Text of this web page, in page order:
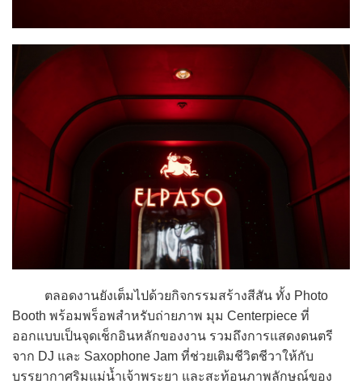
ตลอดงานยังเต็มไปด้วยกิจกรรมสร้างสีสัน ทั้ง Photo
Booth พร้อมพร็อพสำหรับถ่ายภาพ มุม Centerpiece ที่
ออกแบบเป็นจุดเช็กอินหลักของงาน รวมถึงการแสดงดนตรี
จาก DJ และ Saxophone Jam ที่ช่วยเติมชีวิตชีวาให้กับ
บรรยากาศริมแม่น้ำเจ้าพระยา และสะท้อนภาพลักษณ์ของ